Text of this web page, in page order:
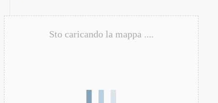
Sto caricando la mappa ....